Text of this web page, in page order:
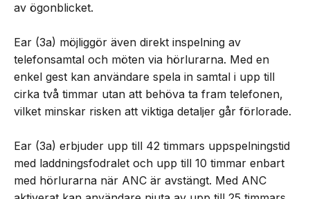
av ögonblicket.
Ear (3a) möjliggör även direkt inspelning av
telefonsamtal och möten via hörlurarna. Med en
enkel gest kan användare spela in samtal i upp till
cirka två timmar utan att behöva ta fram telefonen,
vilket minskar risken att viktiga detaljer går förlorade.
Ear (3a) erbjuder upp till 42 timmars uppspelningstid
med laddningsfodralet och upp till 10 timmar enbart
med hörlurarna när ANC är avstängt. Med ANC